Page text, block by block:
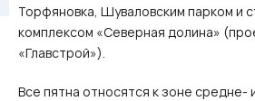
Торфяновка, Шуваловским парком и
комплексом «Северная долина»
«Главстрой»).
Все пятна относятся к зоне средне-